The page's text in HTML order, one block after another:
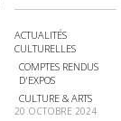
ACTUALITÉS
CULTURELLES
COMPTES RENDUS
D'EXPOS
CULTURE & ARTS
20 OCTOBRE 2024